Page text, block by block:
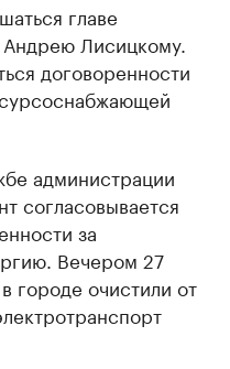
главе
Лисицкому.
договоренности
администрации
согласовывается
за
Вечером 27
городе очистили от